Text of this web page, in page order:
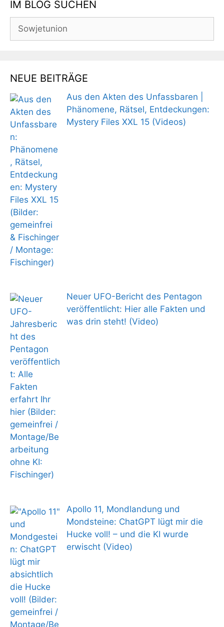
IM BLOG SUCHEN
nach:
NEUE BEITRÄGE
Aus den Akten des Unfassbaren |
Phänomene, Rätsel, Entdeckungen:
Mystery Files XXL 15 (Videos)
Neuer UFO-Bericht des Pentagon
veröffentlicht: Hier alle Fakten und
was drin steht! (Video)
Apollo 11, Mondlandung und
Mondsteine: ChatGPT lügt mir die
Hucke voll! – und die KI wurde
erwischt (Video)